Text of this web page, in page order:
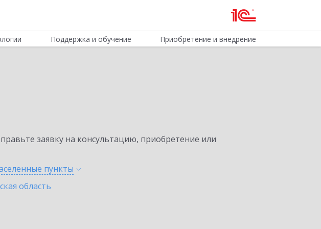
Поддержка и обучение Приобретение и внедрение
заявку на консультацию, приобретение или
пункты
область